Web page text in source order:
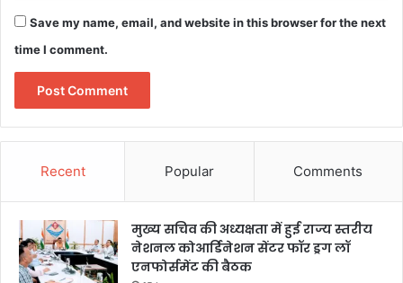
Save my name, email, and website in this browser for the next
time I comment.
Recent Popular Comments
मुख्य सचिव की अध्यक्षता में हुई राज्य स्तरीय
नेशनल कोआर्डिनेशन सेंटर फॉर ड्रग लॉ
एनफोर्समेंट की बैठक